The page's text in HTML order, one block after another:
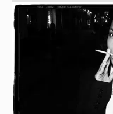
Рублёвские дочки